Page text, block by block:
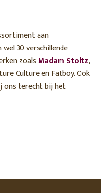
aan
30 verschillende
zoalsMadam Stoltz,
Culture en Fatboy. Ook
ons terecht bij het